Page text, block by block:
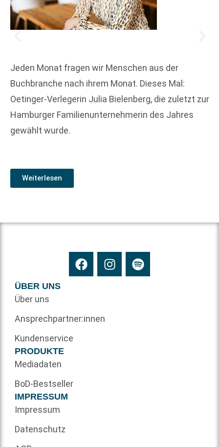
Jeden Monat fragen wir Menschen aus der
Buchbranche nach ihrem Monat. Dieses Mal:
Oetinger-Verlegerin Julia Bielenberg, die zuletzt zur
Hamburger Familienunternehmerin des Jahres
gewählt wurde.
Weiterlesen
ÜBER UNS
Über uns
Ansprechpartner:innen
Kundenservice
PRODUKTE
Mediadaten
BoD-Bestseller
IMPRESSUM
Impressum
Datenschutz